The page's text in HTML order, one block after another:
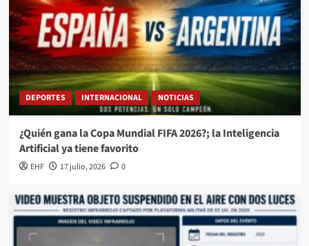
DEPORTES INTERNACIONAL NOTICIAS
¿Quién gana la Copa Mundial FIFA 2026?; la Inteligencia
Artificial ya tiene favorito
EHF 17 julio, 2026 0